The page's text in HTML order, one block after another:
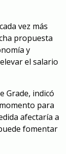
vez más
propuesta
y
el salario
Grade, indicó
para
afectaría a
fomentar